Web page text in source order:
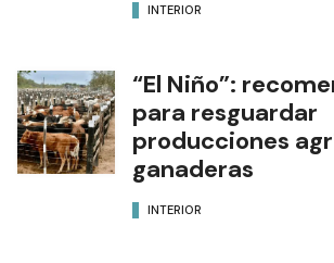
INTERIOR
“El Niño”:
para resguardar
producciones
ganaderas
INTERIOR